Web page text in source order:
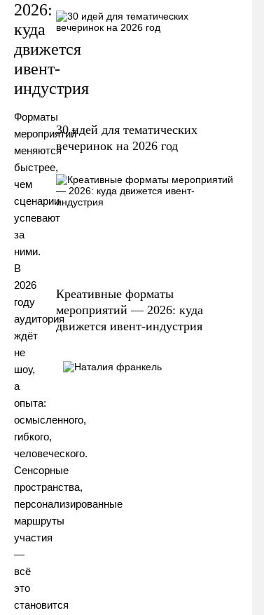
2026:
куда
движется
ивент-
индустрия
Форматы
мероприятий
меняются
быстрее,
чем
сценарии
успевают
за
ними.
В
2026
году
аудитория
ждёт
не
шоу,
а
опыта:
осмысленного,
гибкого,
человеческого.
Сенсорные
пространства,
персонализированные
маршруты
участия
—
всё
это
становится
30 идей для тематических
вечеринок на 2026 год
Креативные форматы
мероприятий — 2026: куда
движется ивент-индустрия